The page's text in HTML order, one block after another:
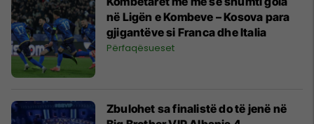
në Ligën e Kombeve – Kosova para
gjigantëve si Franca dhe Italia
Përfaqësueset
Zbulohet sa finalistë do të jenë në